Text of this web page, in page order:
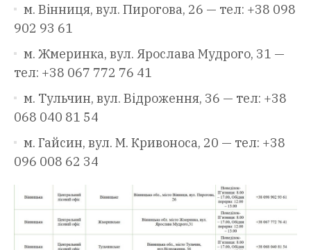
м. Вінниця, вул. Пирогова, 26 — тел: +38 098
902 93 61
м. Жмеринка, вул. Ярослава Мудрого, 31 —
тел: +38 067 772 76 41
м. Тульчин, вул. Відроження, 36 — тел: +38
068 040 81 54
м. Гайсин, вул. М. Кривоноса, 20 — тел: +38
096 008 62 34